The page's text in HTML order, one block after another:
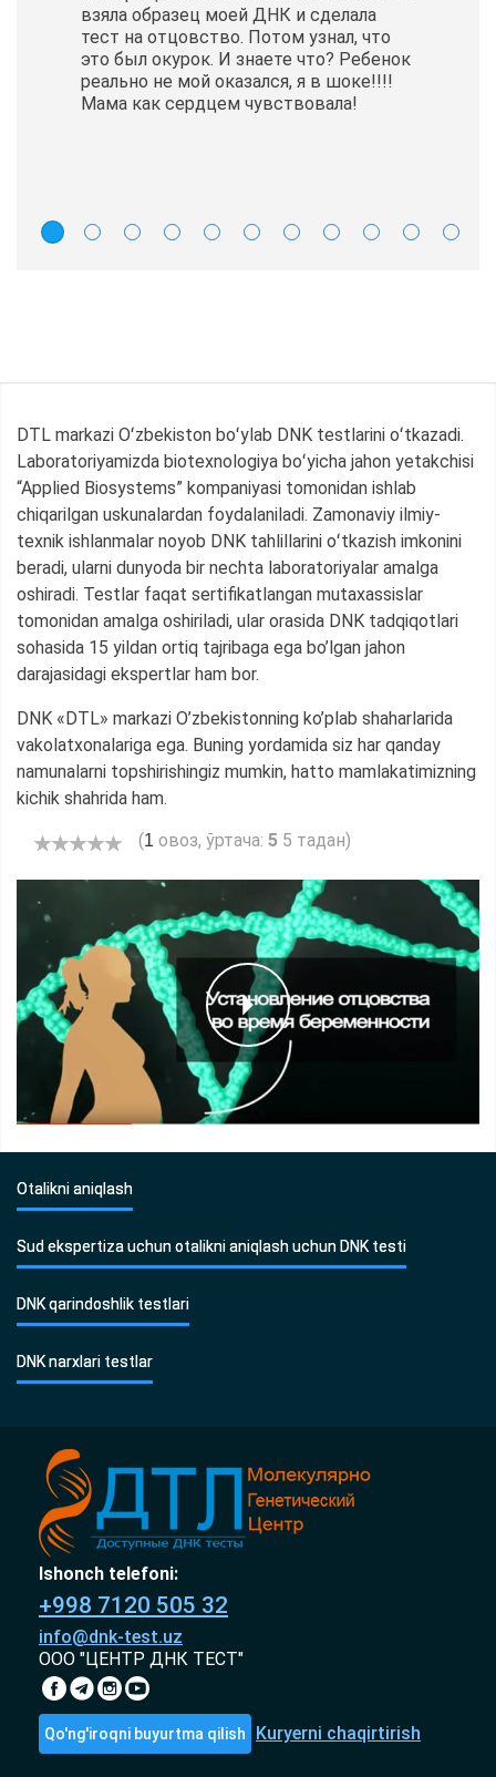
взяла образец моей ДНК и сделала
тест на отцовство. Потом узнал, что
это был окурок. И знаете что? Ребенок
реально не мой оказался, я в шоке!!!!
Мама как сердцем чувствовала!
DTL markazi Oʻzbekiston boʻylab DNK testlarini oʻtkazadi.
Laboratoriyamizda biotexnologiya boʻyicha jahon yetakchisi
“Applied Biosystems” kompaniyasi tomonidan ishlab
chiqarilgan uskunalardan foydalaniladi. Zamonaviy ilmiy-
texnik ishlanmalar noyob DNK tahlillarini oʻtkazish imkonini
beradi, ularni dunyoda bir nechta laboratoriyalar amalga
oshiradi. Testlar faqat sertifikatlangan mutaxassislar
tomonidan amalga oshiriladi, ular orasida DNK tadqiqotlari
sohasida 15 yildan ortiq tajribaga ega bo’lgan jahon
darajasidagi ekspertlar ham bor.
DNK «DTL» markazi O’zbekistonning ko’plab shaharlarida
vakolatxonalariga ega. Buning yordamida siz har qanday
namunalarni topshirishingiz mumkin, hatto mamlakatimizning
kichik shahrida ham.
(1 овоз, ўртача: 5 5 тадан)
Otalikni aniqlash
Sud ekspertiza uchun otalikni aniqlash uchun DNK testi
DNK qarindoshlik testlari
DNK narxlari testlar
Ishonch telefoni:
+998 7120 505 32
info@dnk-test.uz
ООО "ЦЕНТР ДНК ТЕСТ"
Qo'ng'iroqni buyurtma qilish Kuryerni chaqirtirish